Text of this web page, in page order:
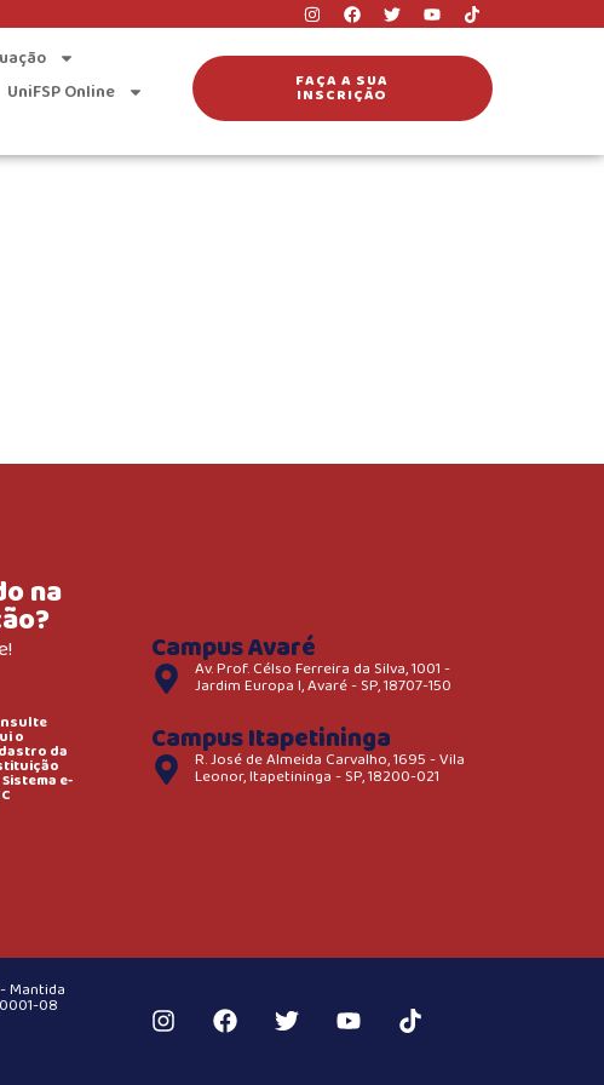
UniFSP Online
FAÇA A SUA
INSCRIÇÃO
na
o
da
e-
Campus Avaré
Av. Prof. Célso Ferreira da Silva, 1001 -
Jardim Europa I, Avaré - SP, 18707-150
Campus Itapetininga
R. José de Almeida Carvalho, 1695 - Vila
Leonor, Itapetininga - SP, 18200-021
Mantida
08